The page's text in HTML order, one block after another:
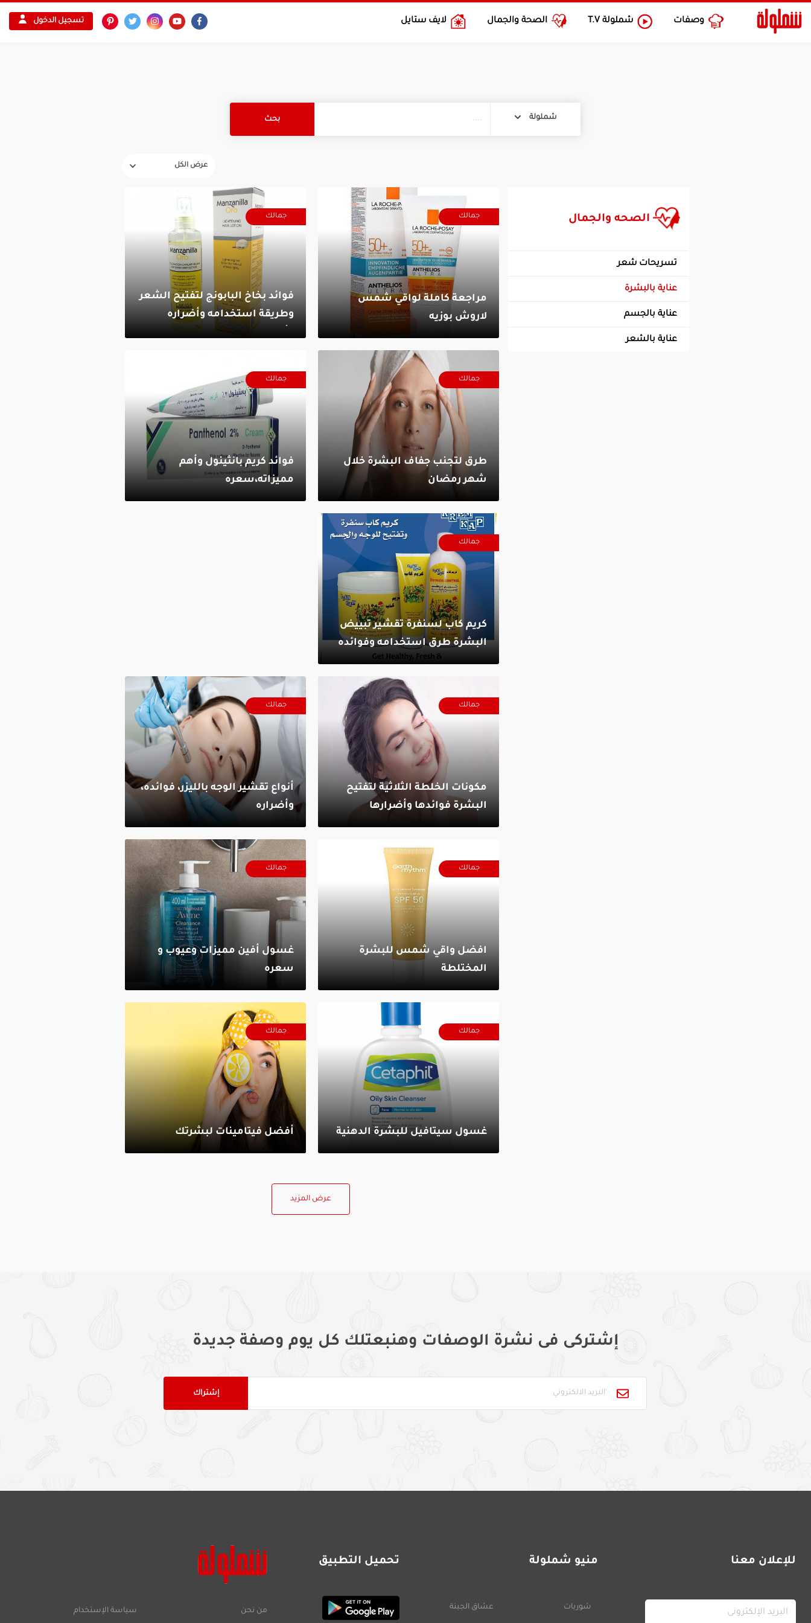
وصفات شملولة T.V الصحة والجمال لايف ستايل تسجيل الدخول
شملولة
الصحه والجمال
تسريحات شعر
عناية بالبشرة
عناية بالجسم
عناية بالشعر
جمالك
مراجعة كاملة لواقي شمس
لاروش بوزيه
جمالك
فوائد بخاخ البابونج لتفتيح الشعر
وطريقة استخدامه وأضراره
جمالك
طرق لتجنب جفاف البشرة خلال
شهر رمضان
جمالك
فوائد كريم بانثينول وأهم
مميزاته،سعره
جمالك
كريم كاب لسنفرة تقشير تبييض
البشرة طرق استخدامه وفوائده
جمالك
مكونات الخلطة الثلاثية لتفتيح
البشرة فوائدها وأضرارها
جمالك
أنواع تقشير الوجه بالليزر، فوائده،
وأضراره
جمالك
افضل واقي شمس للبشرة
المختلطة
جمالك
غسول أفين مميزات وعيوب و
سعره
جمالك
غسول سيتافيل للبشرة الدهنية
جمالك
أفضل فيتامينات لبشرتك
عرض المزيد
إشتركى فى نشرة الوصفات وهنبعتلك كل يوم وصفة جديدة
للإعلان معنا منيو شملولة
شوربات عشاق الجبنة
تحميل التطبيق
من نحن سياسة الإستخدام